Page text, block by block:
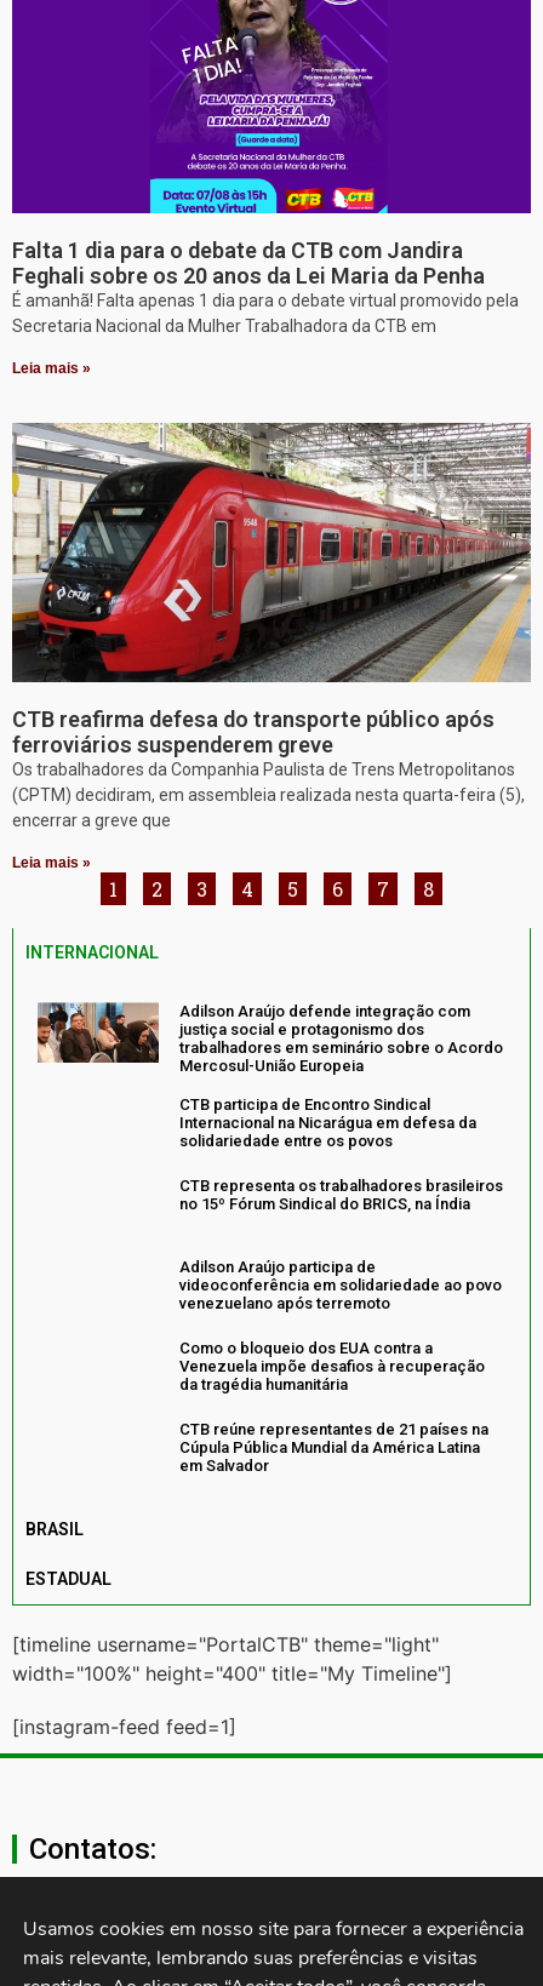
Falta 1 dia para o debate da CTB com Jandira
Feghali sobre os 20 anos da Lei Maria da Penha
É amanhã! Falta apenas 1 dia para o debate virtual promovido pela
Secretaria Nacional da Mulher Trabalhadora da CTB em
Leia mais »
CTB reafirma defesa do transporte público após
ferroviários suspenderem greve
Os trabalhadores da Companhia Paulista de Trens Metropolitanos
(CPTM) decidiram, em assembleia realizada nesta quarta-feira (5),
encerrar a greve que
Leia mais »
1 2 3 4 5 6 7 8
INTERNACIONAL
Adilson Araújo defende integração com
justiça social e protagonismo dos
trabalhadores em seminário sobre o Acordo
Mercosul-União Europeia
CTB participa de Encontro Sindical
Internacional na Nicarágua em defesa da
solidariedade entre os povos
CTB representa os trabalhadores brasileiros
no 15º Fórum Sindical do BRICS, na Índia
Adilson Araújo participa de
videoconferência em solidariedade ao povo
venezuelano após terremoto
Como o bloqueio dos EUA contra a
Venezuela impõe desafios à recuperação
da tragédia humanitária
CTB reúne representantes de 21 países na
Cúpula Pública Mundial da América Latina
em Salvador
BRASIL
ESTADUAL
[timeline username="PortalCTB" theme="light"
width="100%" height="400" title="My Timeline"]
[instagram-feed feed=1]
Contatos:
secgeral@ctb.org.br
11 3874-0040
Usamos cookies em nosso site para fornecer a experiência
mais relevante, lembrando suas preferências e visitas